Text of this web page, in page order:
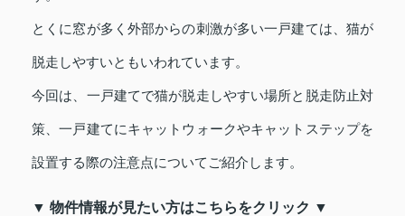
とくに窓が多く外部からの刺激が多い一戸建ては、猫が
脱走しやすいともいわれています。
今回は、一戸建てで猫が脱走しやすい場所と脱走防止対
策、一戸建てにキャットウォークやキャットステップを
設置する際の注意点についてご紹介します。
▼ 物件情報が見たい方はこちらをクリック ▼